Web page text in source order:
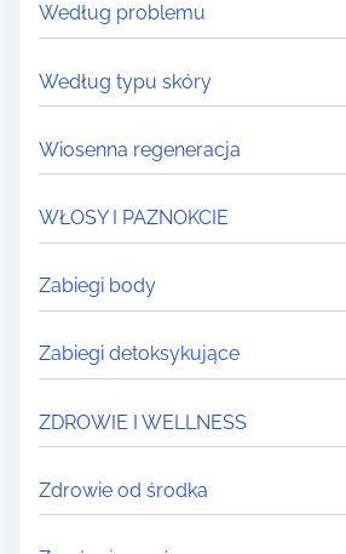
Według problemu
Według typu skóry
Wiosenna regeneracja
WŁOSY I PAZNOKCIE
Zabiegi body
Zabiegi detoksykujące
ZDROWIE I WELLNESS
Zdrowie od środka